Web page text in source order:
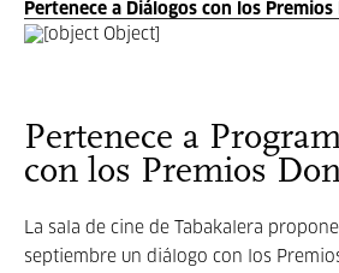
Pertenece a Diálogos con los
Pertenece a
con los Premios
La sala de cine de Tabakalera
septiembre un diálogo con los